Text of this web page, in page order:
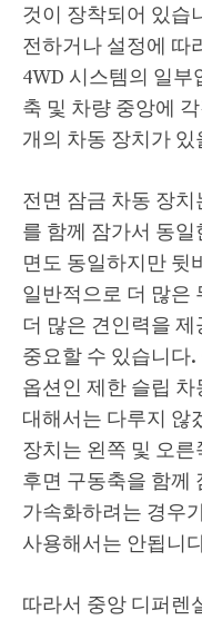
것이 장착되어 있습
전하거나 설정에 따
4WD 시스템의 일
축 및 차량 중앙에
개의 차동 장치가
전면 잠금 차동 장
를 함께 잠가서 동
면도 동일하지만 뒷
일반적으로 더 많은
더 많은 견인력을
중요할 수 있습니다
옵션인 제한 슬립
대해서는 다루지 않
장치는 왼쪽 및 오
후면 구동축을 함께
가속화하려는 경우
사용해서는 안됩니
따라서 중앙 디퍼렌